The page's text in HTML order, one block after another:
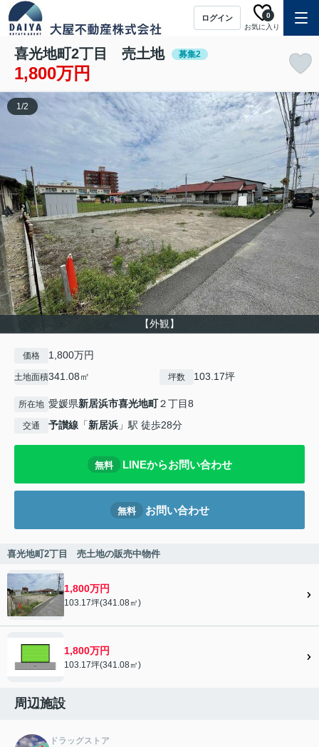
ログイン
お気に入り
0
喜光地町2丁目 売土地 募集2
1,800万円
【外観】
1/2
価格 1,800万円
土地面積341.08㎡ 坪数 103.17坪
所在地 愛媛県新居浜市喜光地町２丁目8
交通 予讃線 「新居浜 」駅 徒歩28分
無料 LINEからお問い合わせ
無料 お問い合わせ
喜光地町2丁目 売土地の販売中物件
1,800万円
103.17坪(341.08㎡)
1,800万円
103.17坪(341.08㎡)
周辺施設
ドラッグストア